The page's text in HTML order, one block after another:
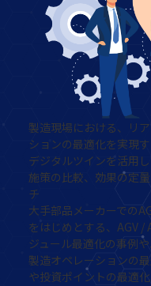
製造現場における、リ
ションの最適化を実現
デジタルツインを活用
施策の比較、効果の定
チ
大手部品メーカーでの
をはじめとする、AGV /
ジュール最適化の事例
製造オペレーションの
や投資ポイントの最適